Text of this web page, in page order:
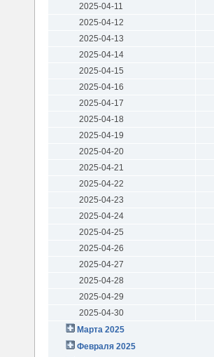
2025-04-11
2025-04-12
2025-04-13
2025-04-14
2025-04-15
2025-04-16
2025-04-17
2025-04-18
2025-04-19
2025-04-20
2025-04-21
2025-04-22
2025-04-23
2025-04-24
2025-04-25
2025-04-26
2025-04-27
2025-04-28
2025-04-29
2025-04-30
Марта 2025
Февраля 2025